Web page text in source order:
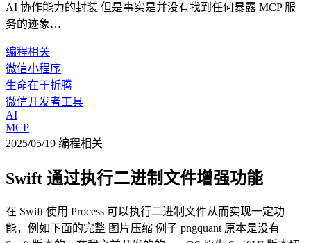
AI 协作能力的封装 但是事实是并没有找到任何暴露 MCP 服
务的迹象…
编程相关
微信小程序
生命在于折腾
微信开发者工具
AI
MCP
2025/05/19 编程相关
Swift 通过执行二进制文件增强功能
在 Swift 使用 Process 可以执行二进制文件从而实现一定功
能，例如下面的完整 图片压缩 例子 pngquant 原本是没有